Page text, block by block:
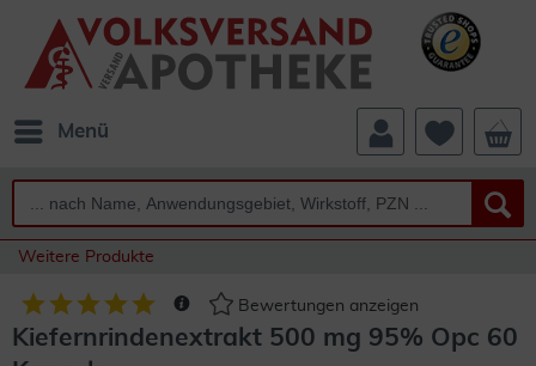
Menü
Weitere Produkte
Bewertungen anzeigen
Kiefernrindenextrakt 500 mg 95% Opc 60